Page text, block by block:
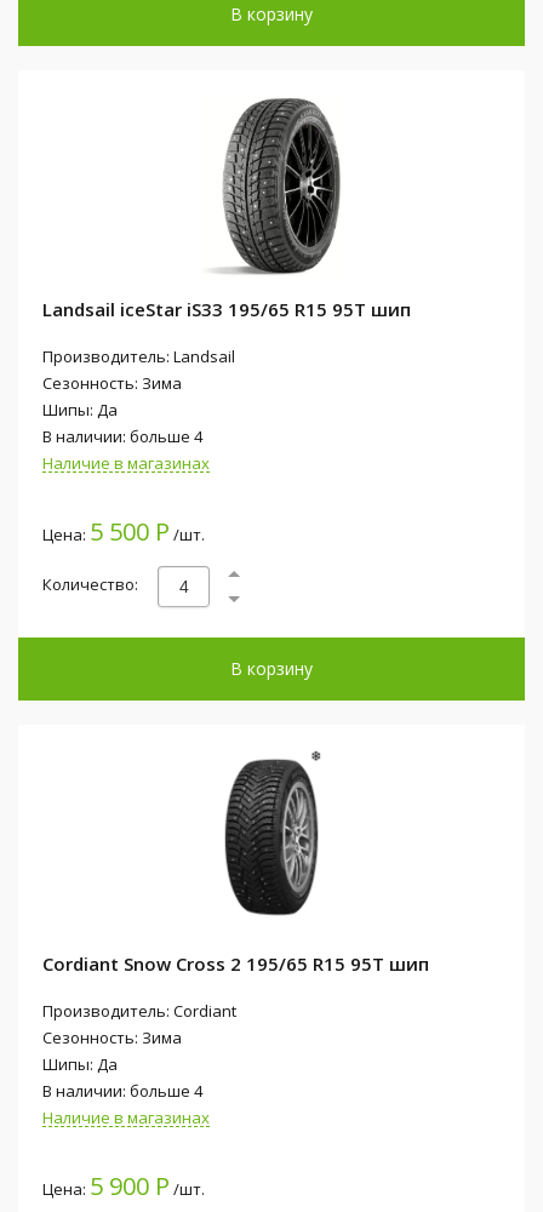
В корзину
Landsail iceStar iS33 195/65 R15 95T шип
Производитель: Landsail
Сезонность: Зима
Шипы: Да
В наличии: больше 4
Наличие в магазинах
Цена: 5 500 Р /шт.
Количество:
В корзину
Cordiant Snow Cross 2 195/65 R15 95T шип
Производитель: Cordiant
Сезонность: Зима
Шипы: Да
В наличии: больше 4
Наличие в магазинах
Цена: 5 900 Р /шт.